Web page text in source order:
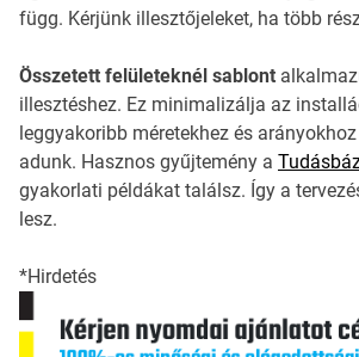
függ. Kérjünk illesztőjeleket, ha több
Összetett felületeknél sablont
illesztéshez. Ez minimalizálja az
leggyakoribb méretekhez és
adunk. Hasznos gyűjtemény a
gyakorlati példákat találsz. Így a
lesz.
*Hirdetés